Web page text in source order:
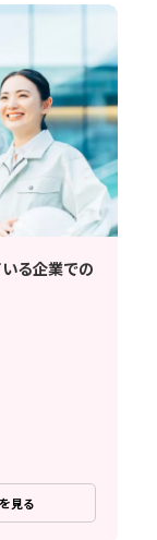
る企業での
見る